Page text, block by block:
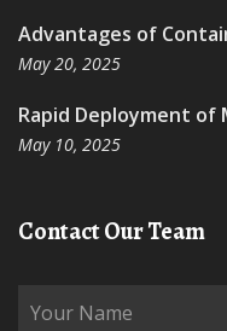
Advantages of
May 20, 2025
Rapid Deployment
May 10, 2025
Contact Our Team